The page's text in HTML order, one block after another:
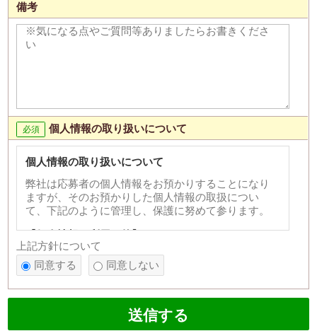
備考
個人情報の取り扱いについて
個人情報の取り扱いについて
弊社は応募者の個人情報をお預かりすることになり
ますが、そのお預かりした個人情報の取扱につい
て、下記のように管理し、保護に努めて参ります。
【個人情報の利用目的】
1)応募者への連絡、採用選考のため。 2)次の各号の
いずれかに該当すると認められる場合には、利用目
ことがあります。
法令に基づく場合
上記方針について
同意する
同意しない
送信する